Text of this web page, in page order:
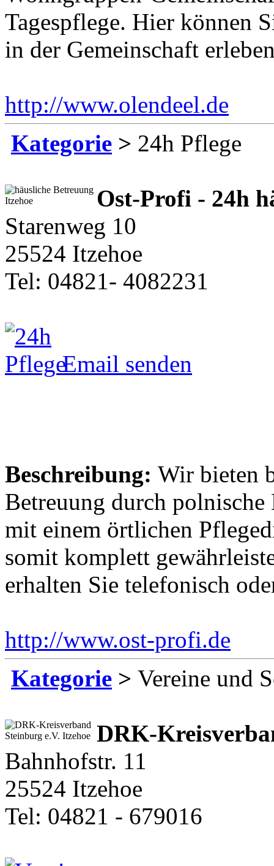
Tagespflege. Hier können
in der Gemeinschaft
http://www.olendeel.de
Kategorie > 24h Pflege
Ost-Profi - 24h
Starenweg 10
25524 Itzehoe
Tel: 04821- 4082231
Email senden
Beschreibung: Wir bieten
Betreuung durch
mit einem örtlichen
somit komplett
erhalten Sie telefonisch
http://www.ost-profi.de
Kategorie > Vereine und
DRK-
Bahnhofstr. 11
25524 Itzehoe
Tel: 04821 - 679016